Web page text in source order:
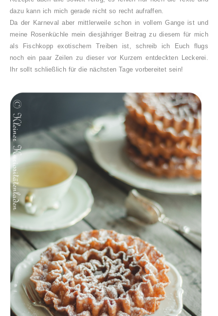
dazu kann ich mich gerade nicht so recht aufraffen.
Da der Karneval aber mittlerweile schon in vollem Gange ist und
meine Rosenküchle mein diesjähriger Beitrag zu diesem für mich
als Fischkopp exotischem Treiben ist, schreib ich Euch flugs
noch ein paar Zeilen zu dieser vor Kurzem entdeckten Leckerei.
Ihr sollt schließlich für die nächsten Tage vorbereitet sein!